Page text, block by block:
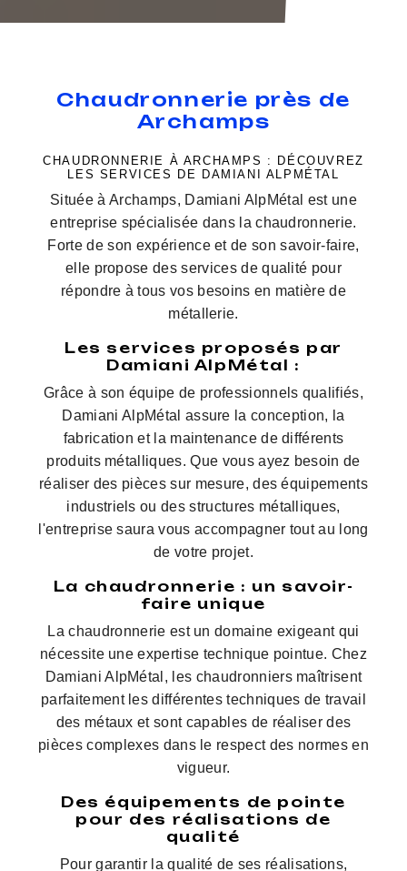
Chaudronnerie près de
Archamps
CHAUDRONNERIE À ARCHAMPS : DÉCOUVREZ
LES SERVICES DE DAMIANI ALPMÉTAL
Située à Archamps, Damiani AlpMétal est une
entreprise spécialisée dans la chaudronnerie.
Forte de son expérience et de son savoir-faire,
elle propose des services de qualité pour
répondre à tous vos besoins en matière de
métallerie.
Les services proposés par
Damiani AlpMétal :
Grâce à son équipe de professionnels qualifiés,
Damiani AlpMétal assure la conception, la
fabrication et la maintenance de différents
produits métalliques. Que vous ayez besoin de
réaliser des pièces sur mesure, des équipements
industriels ou des structures métalliques,
l'entreprise saura vous accompagner tout au long
de votre projet.
La chaudronnerie : un savoir-
faire unique
La chaudronnerie est un domaine exigeant qui
nécessite une expertise technique pointue. Chez
Damiani AlpMétal, les chaudronniers maîtrisent
parfaitement les différentes techniques de travail
des métaux et sont capables de réaliser des
pièces complexes dans le respect des normes en
vigueur.
Des équipements de pointe
pour des réalisations de
qualité
Pour garantir la qualité de ses réalisations,